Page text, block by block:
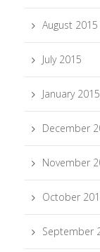
August 2015
July 2015
January 2015
December
November
October
September